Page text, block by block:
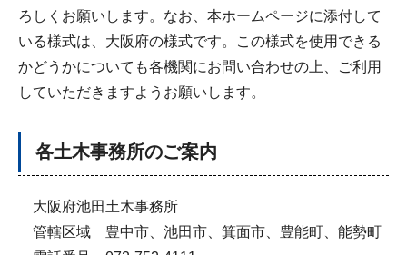
ろしくお願いします。なお、本ホームページに添付して
いる様式は、大阪府の様式です。この様式を使用できる
かどうかについても各機関にお問い合わせの上、ご利用
していただきますようお願いします。
各土木事務所のご案内
大阪府池田土木事務所
管轄区域 豊中市、池田市、箕面市、豊能町、能勢町